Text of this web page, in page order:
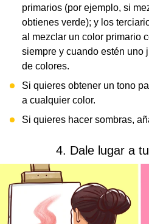
primarios (por ejemplo, si
obtienes verde); y los
al mezclar un color primario
siempre y cuando estén uno
de colores.
Si quieres obtener un tono
a cualquier color.
Si quieres hacer sombras,
4. Dale lugar a